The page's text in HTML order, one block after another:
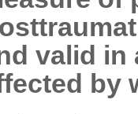
valid in
by